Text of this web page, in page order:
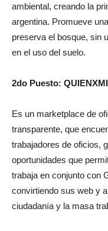
ambiental, creando la
argentina. Promueve
preserva el bosque, sin
en el uso del suelo.
2do Puesto:
Es un marketplace de
transparente, que
trabajadores de oficios,
oportunidades que
trabaja en conjunto con
convirtiendo sus web y
ciudadanía y la masa